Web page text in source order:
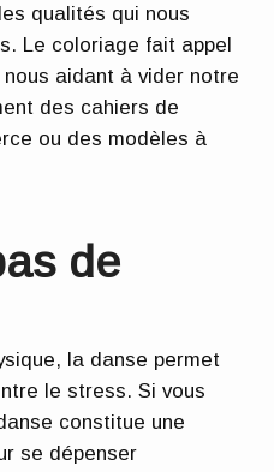
qualités qui nous
Le coloriage fait appel
aidant à vider notre
des cahiers de
ou des modèles à
de
la danse permet
le stress. Si vous
constitue une
se dépenser